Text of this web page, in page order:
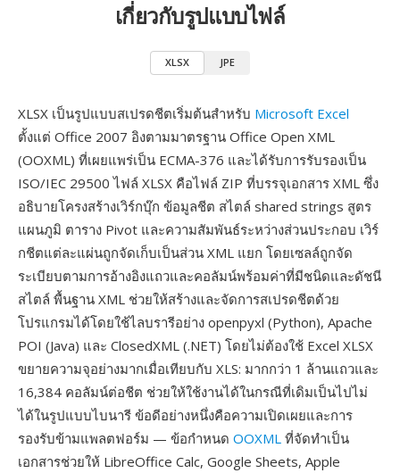
เกี่ยวกับรูปแบบไฟล์
XLSX JPE
XLSX เป็นรูปแบบสเปรดชีตเริ่มต้นสำหรับ Microsoft Excel
ตั้งแต่ Office 2007 อิงตามมาตรฐาน Office Open XML
(OOXML) ที่เผยแพร่เป็น ECMA-376 และได้รับการรับรองเป็น
ISO/IEC 29500 ไฟล์ XLSX คือไฟล์ ZIP ที่บรรจุเอกสาร XML ซึ่ง
อธิบายโครงสร้างเวิร์กบุ๊ก ข้อมูลชีต สไตล์ shared strings สูตร
แผนภูมิ ตาราง Pivot และความสัมพันธ์ระหว่างส่วนประกอบ เวิร์
กชีตแต่ละแผ่นถูกจัดเก็บเป็นส่วน XML แยก โดยเซลล์ถูกจัด
ระเบียบตามการอ้างอิงแถวและคอลัมน์พร้อมค่าที่มีชนิดและดัชนี
สไตล์ พื้นฐาน XML ช่วยให้สร้างและจัดการสเปรดชีตด้วย
โปรแกรมได้โดยใช้ไลบรารีอย่าง openpyxl (Python), Apache
POI (Java) และ ClosedXML (.NET) โดยไม่ต้องใช้ Excel XLSX
ขยายความจุอย่างมากเมื่อเทียบกับ XLS: มากกว่า 1 ล้านแถวและ
16,384 คอลัมน์ต่อชีต ช่วยให้ใช้งานได้ในกรณีที่เดิมเป็นไปไม่
ได้ในรูปแบบไบนารี ข้อดีอย่างหนึ่งคือความเปิดเผยและการ
รองรับข้ามแพลตฟอร์ม — ข้อกำหนด OOXML ที่จัดทำเป็น
เอกสารช่วยให้ LibreOffice Calc, Google Sheets, Apple